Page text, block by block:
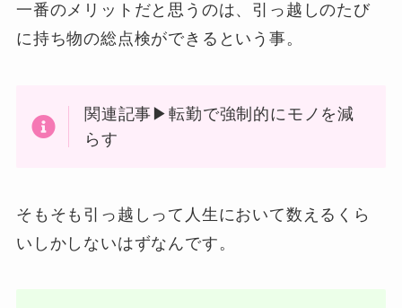
一番のメリットだと思うのは、引っ越しのたび
に持ち物の総点検ができるという事。
関連記事▶転勤で強制的にモノを減
らす
そもそも引っ越しって人生において数えるくら
いしかしないはずなんです。